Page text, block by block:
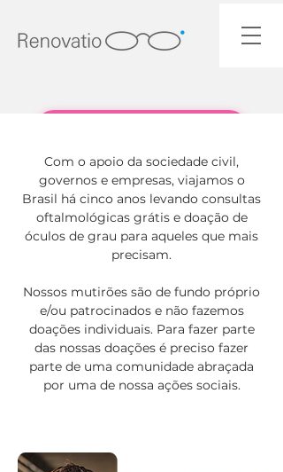
Com o apoio da sociedade civil,
governos e empresas, viajamos o
Brasil há cinco anos levando consultas
oftalmológicas grátis e doação de
óculos de grau para aqueles que mais
precisam.
Nossos mutirões são de fundo próprio
e/ou patrocinados e não fazemos
doações individuais. Para fazer parte
das nossas doações é preciso fazer
parte de uma comunidade abraçada
por uma de nossa ações sociais.